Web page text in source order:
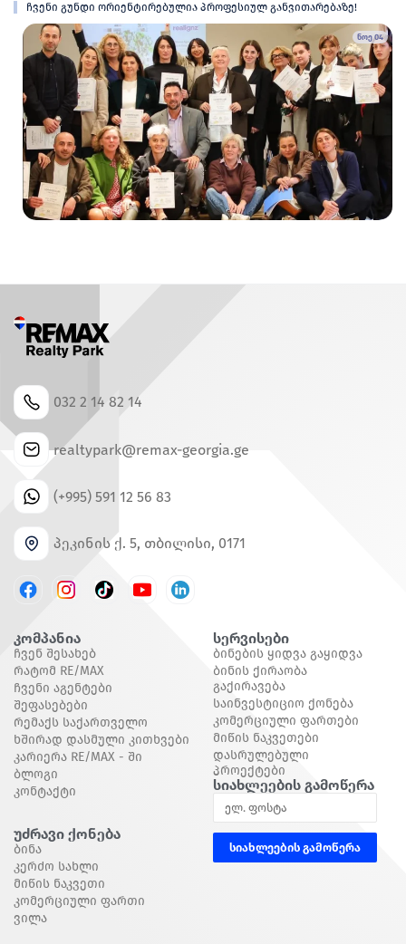
ჩვენი გუნდი ორიენტირებულია პროფესიულ განვითარებაზე!
ნოე 04
032 2 14 82 14
realtypark@remax-georgia.ge
(+995) 591 12 56 83
პეკინის ქ. 5, თბილისი, 0171
კომპანია
Ჩვენ Შესახებ
Რატომ RE/MAX
Ჩვენი Აგენტები
Შეფასებები
Რემაქს Საქართველო
Ხშირად Დასმული Კითხვები
Კარიერა RE/MAX - Ში
Ბლოგი
Კონტაქტი
Უძრავი Ქონება
Ბინა
Კერძო Სახლი
Მიწის Ნაკვეთი
Კომერციული Ფართი
Ვილა
Სერვისები
Ბინების Ყიდვა Გაყიდვა
Ბინის Ქირაობა
Გაქირავება
Საინვესტიციო Ქონება
Კომერციული Ფართები
Მიწის Ნაკვეთები
Დასრულებული
Პროექტები
Სიახლეების Გამოწერა
სიახლეების გამოწერა